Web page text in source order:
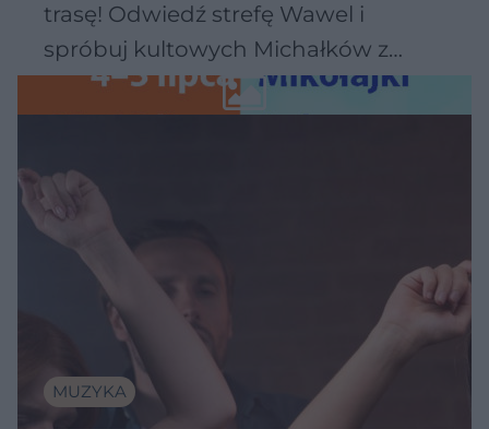
trasę! Odwiedź strefę Wawel i
spróbuj kultowych Michałków z
Wawelu
MUZYKA